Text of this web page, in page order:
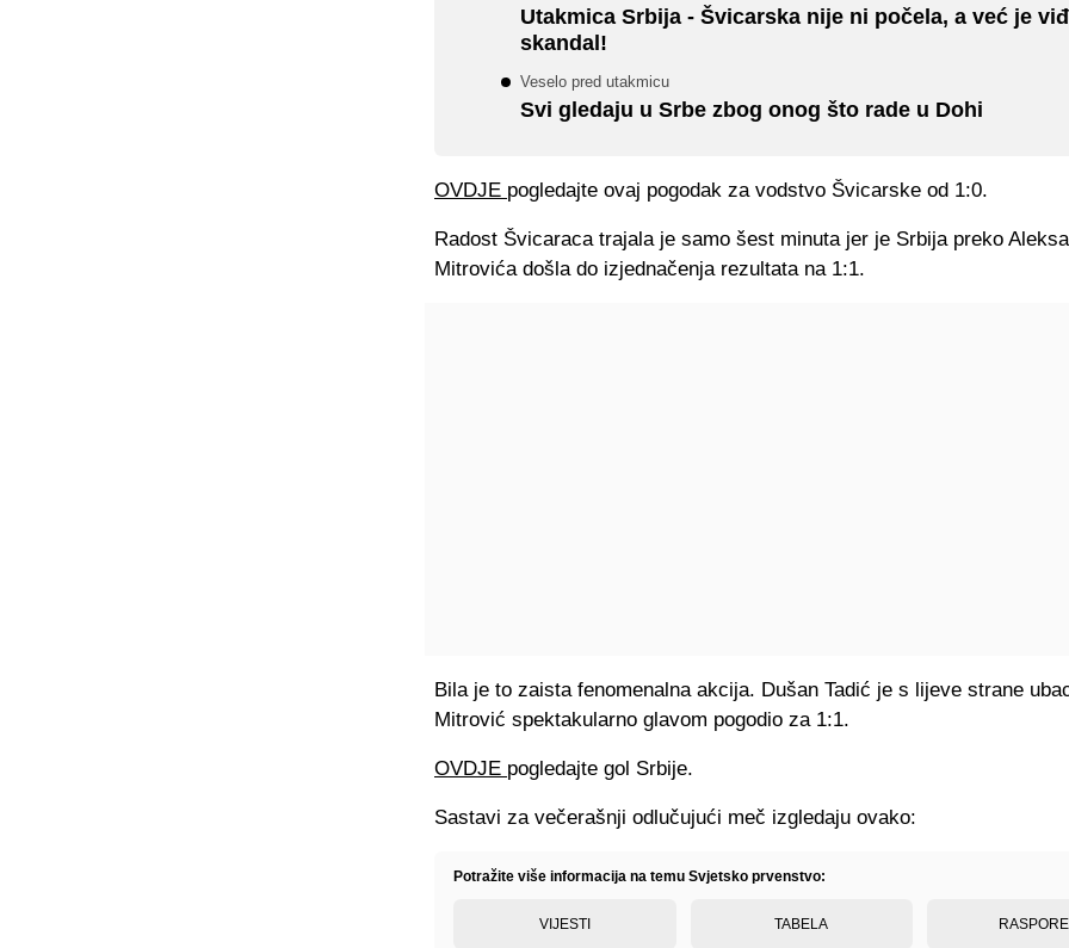
Utakmica Srbija - Švicarska nije ni počela, a već je
skandal!
Veselo pred utakmicu
Svi gledaju u Srbe zbog onog što rade u Dohi
OVDJE pogledajte ovaj pogodak za vodstvo Švicarske od 1:0.
Radost Švicaraca trajala je samo šest minuta jer je Srbija preko
Mitrovića došla do izjednačenja rezultata na 1:1.
Bila je to zaista fenomenalna akcija. Dušan Tadić je s lijeve strane
Mitrović spektakularno glavom pogodio za 1:1.
OVDJE pogledajte gol Srbije.
Sastavi za večerašnji odlučujući meč izgledaju ovako:
Potražite više informacija na temu Svjetsko prvenstvo:
VIJESTI TABELA